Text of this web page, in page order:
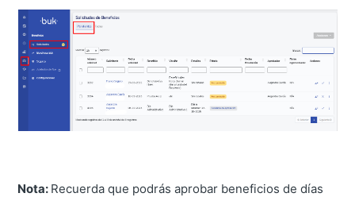
Nota: Recuerda que podrás aprobar beneficios de días